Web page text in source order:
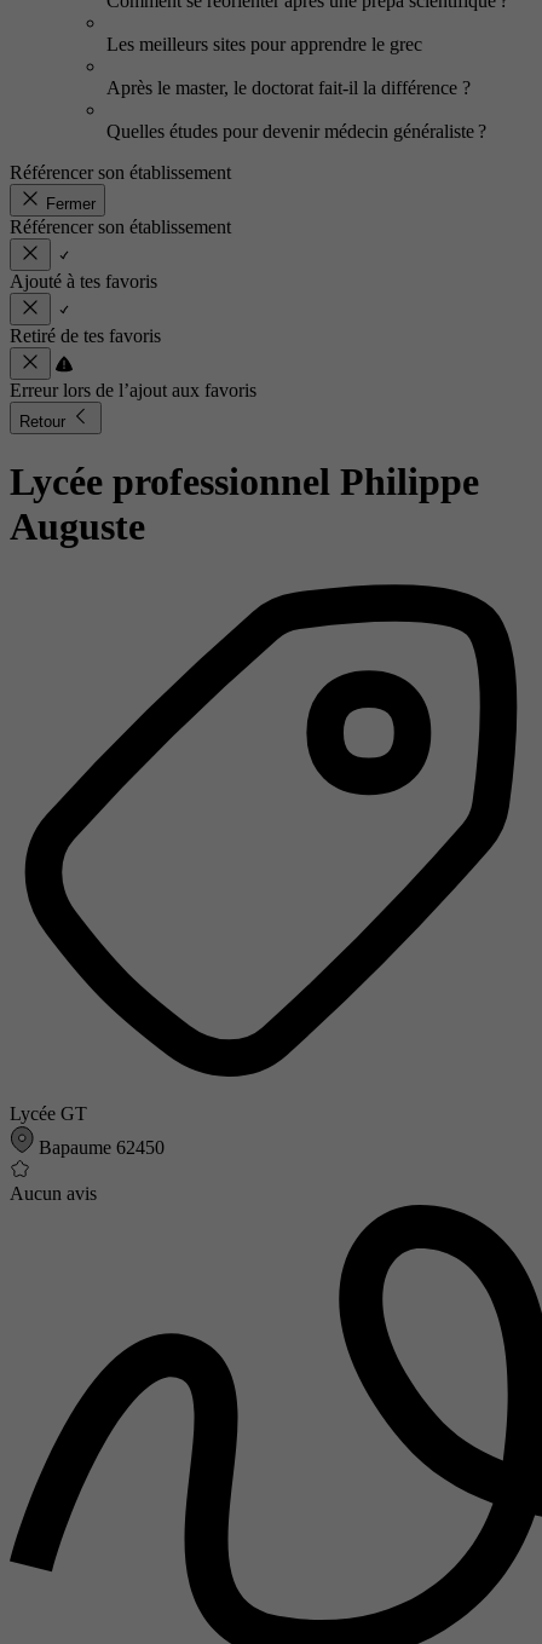
Les meilleurs sites pour apprendre le grec
Après le master, le doctorat fait-il la différence ?
Quelles études pour devenir médecin généraliste ?
Référencer son établissement
Fermer
Référencer son établissement
Ajouté à tes favoris
Retiré de tes favoris
Erreur lors de l’ajout aux favoris
Retour
Lycée professionnel Philippe
Auguste
Lycée GT
Bapaume 62450
Aucun avis